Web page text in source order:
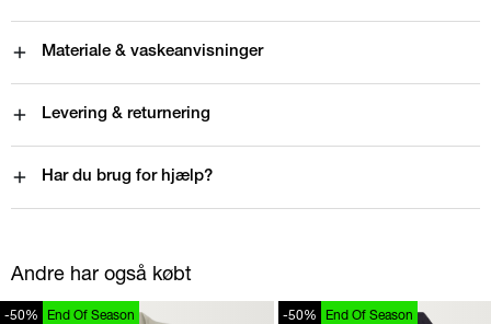
Materiale & vaskeanvisninger
Levering & returnering
Har du brug for hjælp?
Andre har også købt
-50% End Of Season -50% End Of Season